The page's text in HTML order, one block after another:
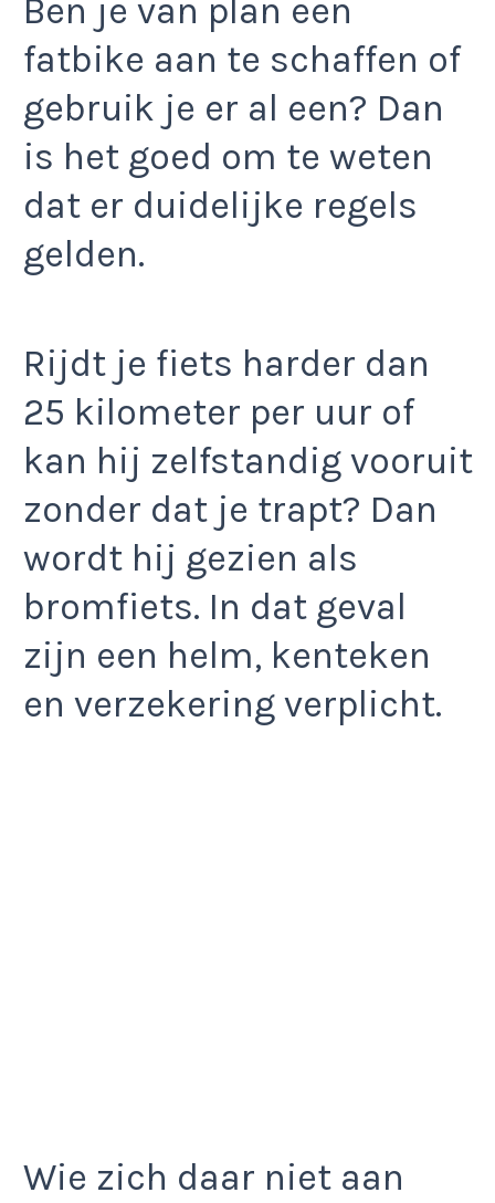
Ben je van plan een
fatbike aan te schaffen of
gebruik je er al een? Dan
is het goed om te weten
dat er duidelijke regels
gelden.
Rijdt je fiets harder dan
25 kilometer per uur of
kan hij zelfstandig vooruit
zonder dat je trapt? Dan
wordt hij gezien als
bromfiets. In dat geval
zijn een helm, kenteken
en verzekering verplicht.
Wie zich daar niet aan